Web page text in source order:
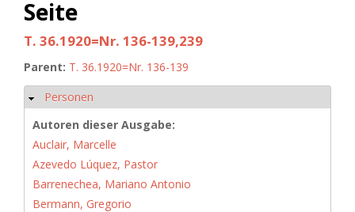
Seite
T. 36.1920=Nr. 136-139,239
Parent: T. 36.1920=Nr. 136-139
Hide
Personen
Autoren dieser Ausgabe:
Auclair, Marcelle
Azevedo Lúquez, Pastor
Barrenechea, Mariano Antonio
Bermann, Gregorio